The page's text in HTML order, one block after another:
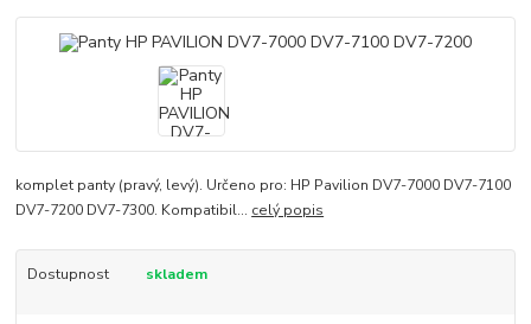
komplet panty (pravý, levý). Určeno pro: HP Pavilion DV7-7000 DV7-7100
DV7-7200 DV7-7300. Kompatibil... celý popis
Dostupnost skladem